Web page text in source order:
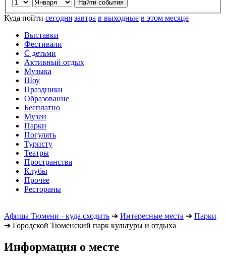
Куда пойти сегодня завтра в выходные в этом месяце
Выставки
Фестивали
С детьми
Активный отдых
Музыка
Шоу
Праздники
Образование
Бесплатно
Музеи
Парки
Погулять
Туристу
Театры
Пространства
Клубы
Прочее
Рестораны
Афиша Тюмени - куда сходить ➔ Интересные места ➔ Парки
➔ Городской Тюменский парк культуры и отдыха
Информация о месте